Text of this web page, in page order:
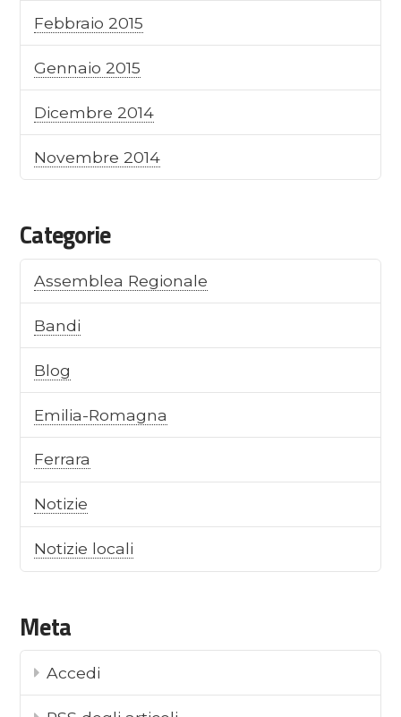
Febbraio 2015
Gennaio 2015
Dicembre 2014
Novembre 2014
Categorie
Assemblea Regionale
Bandi
Blog
Emilia-Romagna
Ferrara
Notizie
Notizie locali
Meta
Accedi